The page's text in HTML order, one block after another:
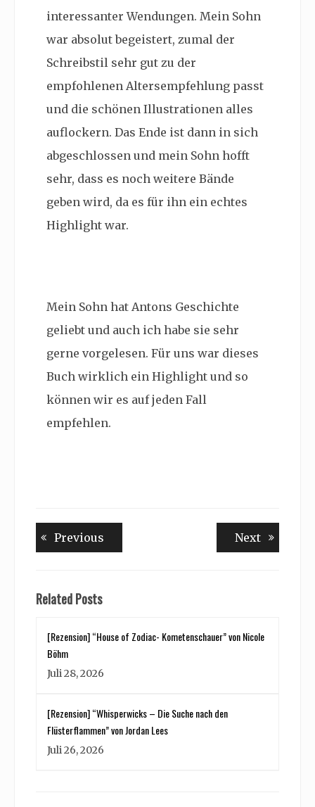
interessanter Wendungen. Mein Sohn
war absolut begeistert, zumal der
Schreibstil sehr gut zu der
empfohlenen Altersempfehlung passt
und die schönen Illustrationen alles
auflockern. Das Ende ist dann in sich
abgeschlossen und mein Sohn hofft
sehr, dass es noch weitere Bände
geben wird, da es für ihn ein echtes
Highlight war.
Mein Sohn hat Antons Geschichte
geliebt und auch ich habe sie sehr
gerne vorgelesen. Für uns war dieses
Buch wirklich ein Highlight und so
können wir es auf jeden Fall
empfehlen.
Beitragsnavigation
Previous NextNext
Related Posts
[Rezension] “House of Zodiac- Kometenschauer” von Nicole
Böhm
Juli 28, 2026
[Rezension] “Whisperwicks – Die Suche nach den
Flüsterflammen” von Jordan Lees
Juli 26, 2026